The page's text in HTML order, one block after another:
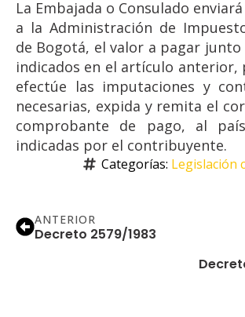
La Embajada o Consulado
a la Administración de
de Bogotá, el valor a pagar
indicados en el artículo anterior,
efectúe las imputaciones y
necesarias, expida y remita el
comprobante de pago, al
indicadas por el contribuyente.
Categorías: Legislación
ANTERIOR
Decreto 2579/1983